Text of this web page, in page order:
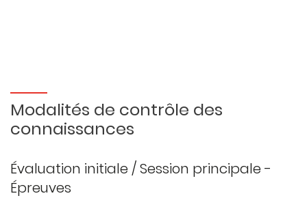
Modalités de contrôle des
connaissances
Évaluation initiale / Session principale -
Épreuves